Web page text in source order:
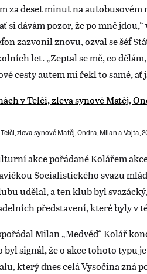
za deset minut na
si dávám pozor, že po mně
zazvonil znovu, ozval se šéf
let. „Zeptal se mě, co
cesty autem mi řekl to samé, ať
zleva synové Matěj, Ondra, Milan a Vojta,
akce pořádané Kolářem
Socialistického svazu
udělal, a ten klub byl
představení, které byly v
Milan „Medvěd“ Kolář
byl signál, že o akce tohoto typu
který dnes celá Vysočina zná